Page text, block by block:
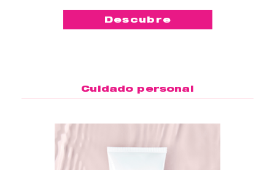
Descubre
Cuidado personal